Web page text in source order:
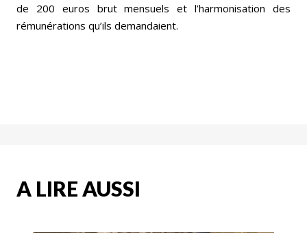
de 200 euros brut mensuels et l’harmonisation des
rémunérations qu’ils demandaient.
A LIRE AUSSI